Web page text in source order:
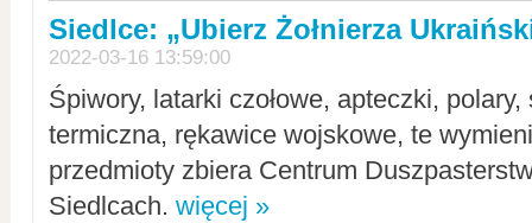
Siedlce: „Ubierz Żołnierza
2022-03-16 13:59:00
Śpiwory, latarki czołowe, apteczki,
termiczna, rękawice wojskowe, te
przedmioty zbiera Centrum
Siedlcach. więcej »